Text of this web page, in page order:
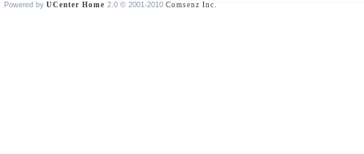
Powered by UCenter Home 2.0 © 2001-2010 Comsenz Inc.